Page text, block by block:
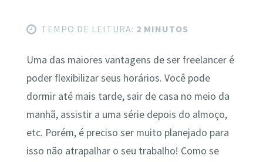
TEMPO DE LEITURA: 2 MINUTOS
Uma das maiores vantagens de ser freelancer é
poder flexibilizar seus horários. Você pode
dormir até mais tarde, sair de casa no meio da
manhã, assistir a uma série depois do almoço,
etc. Porém, é preciso ser muito planejado para
isso não atrapalhar o seu trabalho! Como se